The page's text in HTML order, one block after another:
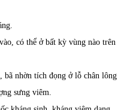
có thể ở bất kỳ vùng nào trên
bã nhờn tích đọng ở lỗ chân lông
sưng viêm.